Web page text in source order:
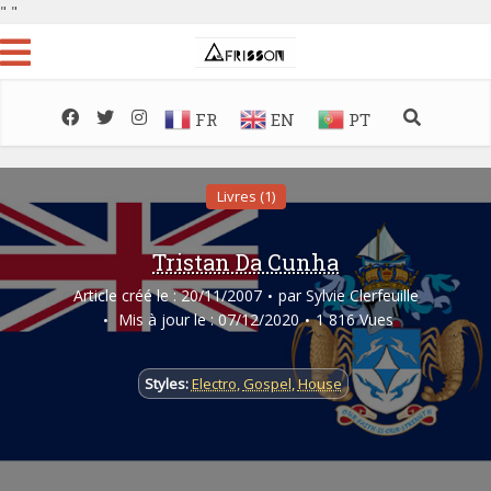
" "
FR EN PT
Livres (1)
Tristan Da Cunha
Article créé le : 20/11/2007 par Sylvie Clerfeuille
Mis à jour le : 07/12/2020
1 816 Vues
Styles:Electro,Gospel,House